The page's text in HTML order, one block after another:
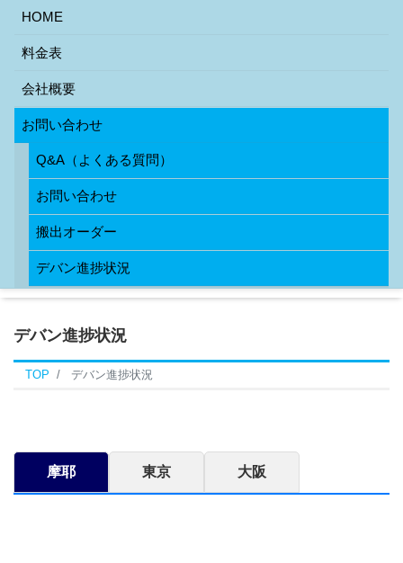
HOME
料金表
会社概要
お問い合わせ
Q&A（よくある質問）
お問い合わせ
搬出オーダー
デバン進捗状況
デバン進捗状況
TOP デバン進捗状況
摩耶 東京 大阪